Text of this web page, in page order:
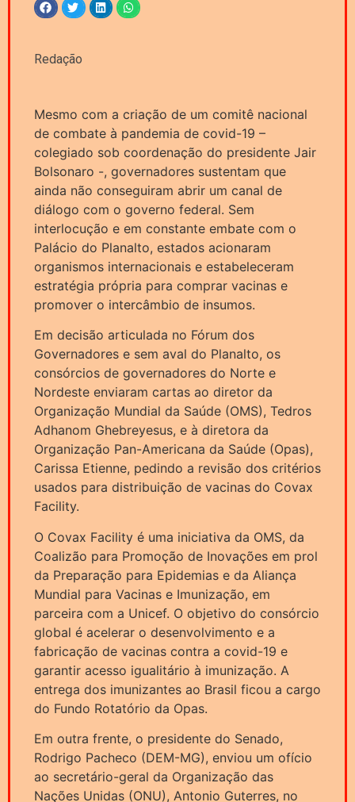
Redação
Mesmo com a criação de um comitê nacional
de combate à pandemia de covid-19 –
colegiado sob coordenação do presidente Jair
Bolsonaro -, governadores sustentam que
ainda não conseguiram abrir um canal de
diálogo com o governo federal. Sem
interlocução e em constante embate com o
Palácio do Planalto, estados acionaram
organismos internacionais e estabeleceram
estratégia própria para comprar vacinas e
promover o intercâmbio de insumos.
Em decisão articulada no Fórum dos
Governadores e sem aval do Planalto, os
consórcios de governadores do Norte e
Nordeste enviaram cartas ao diretor da
Organização Mundial da Saúde (OMS), Tedros
Adhanom Ghebreyesus, e à diretora da
Organização Pan-Americana da Saúde (Opas),
Carissa Etienne, pedindo a revisão dos critérios
usados para distribuição de vacinas do Covax
Facility.
O Covax Facility é uma iniciativa da OMS, da
Coalizão para Promoção de Inovações em prol
da Preparação para Epidemias e da Aliança
Mundial para Vacinas e Imunização, em
parceira com a Unicef. O objetivo do consórcio
global é acelerar o desenvolvimento e a
fabricação de vacinas contra a covid-19 e
garantir acesso igualitário à imunização. A
entrega dos imunizantes ao Brasil ficou a cargo
do Fundo Rotatório da Opas.
Em outra frente, o presidente do Senado,
Rodrigo Pacheco (DEM-MG), enviou um ofício
ao secretário-geral da Organização das
Nações Unidas (ONU), Antonio Guterres, no